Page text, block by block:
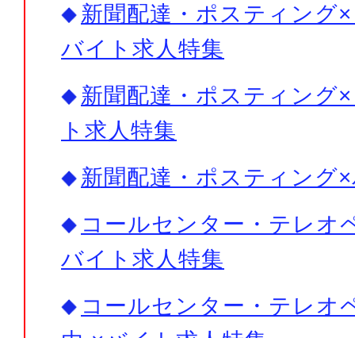
新聞配達・ポスティング
バイト求人特集
新聞配達・ポスティング
ト求人特集
新聞配達・ポスティング
コールセンター・テレオ
バイト求人特集
コールセンター・テレオ